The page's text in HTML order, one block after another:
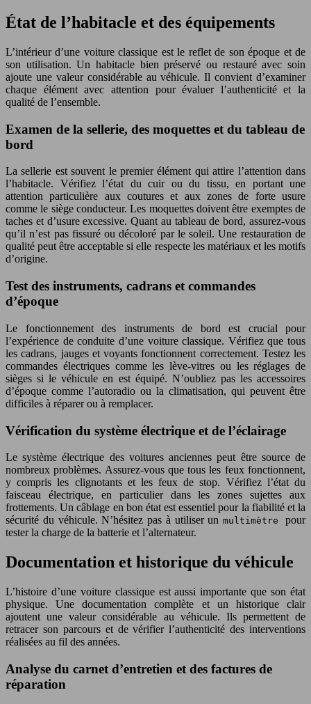
État de l’habitacle et des équipements
L’intérieur d’une voiture classique est le reflet de son époque et de
son utilisation. Un habitacle bien préservé ou restauré avec soin
ajoute une valeur considérable au véhicule. Il convient d’examiner
chaque élément avec attention pour évaluer l’authenticité et la
qualité de l’ensemble.
Examen de la sellerie, des moquettes et du tableau de
bord
La sellerie est souvent le premier élément qui attire l’attention dans
l’habitacle. Vérifiez l’état du cuir ou du tissu, en portant une
attention particulière aux coutures et aux zones de forte usure
comme le siège conducteur. Les moquettes doivent être exemptes de
taches et d’usure excessive. Quant au tableau de bord, assurez-vous
qu’il n’est pas fissuré ou décoloré par le soleil. Une restauration de
qualité peut être acceptable si elle respecte les matériaux et les motifs
d’origine.
Test des instruments, cadrans et commandes
d’époque
Le fonctionnement des instruments de bord est crucial pour
l’expérience de conduite d’une voiture classique. Vérifiez que tous
les cadrans, jauges et voyants fonctionnent correctement. Testez les
commandes électriques comme les lève-vitres ou les réglages de
sièges si le véhicule en est équipé. N’oubliez pas les accessoires
d’époque comme l’autoradio ou la climatisation, qui peuvent être
difficiles à réparer ou à remplacer.
Vérification du système électrique et de l’éclairage
Le système électrique des voitures anciennes peut être source de
nombreux problèmes. Assurez-vous que tous les feux fonctionnent,
y compris les clignotants et les feux de stop. Vérifiez l’état du
faisceau électrique, en particulier dans les zones sujettes aux
frottements. Un câblage en bon état est essentiel pour la fiabilité et la
sécurité du véhicule. N’hésitez pas à utiliser unmultimètrepour
tester la charge de la batterie et l’alternateur.
Documentation et historique du véhicule
L’histoire d’une voiture classique est aussi importante que son état
physique. Une documentation complète et un historique clair
ajoutent une valeur considérable au véhicule. Ils permettent de
retracer son parcours et de vérifier l’authenticité des interventions
réalisées au fil des années.
Analyse du carnet d’entretien et des factures de
réparation